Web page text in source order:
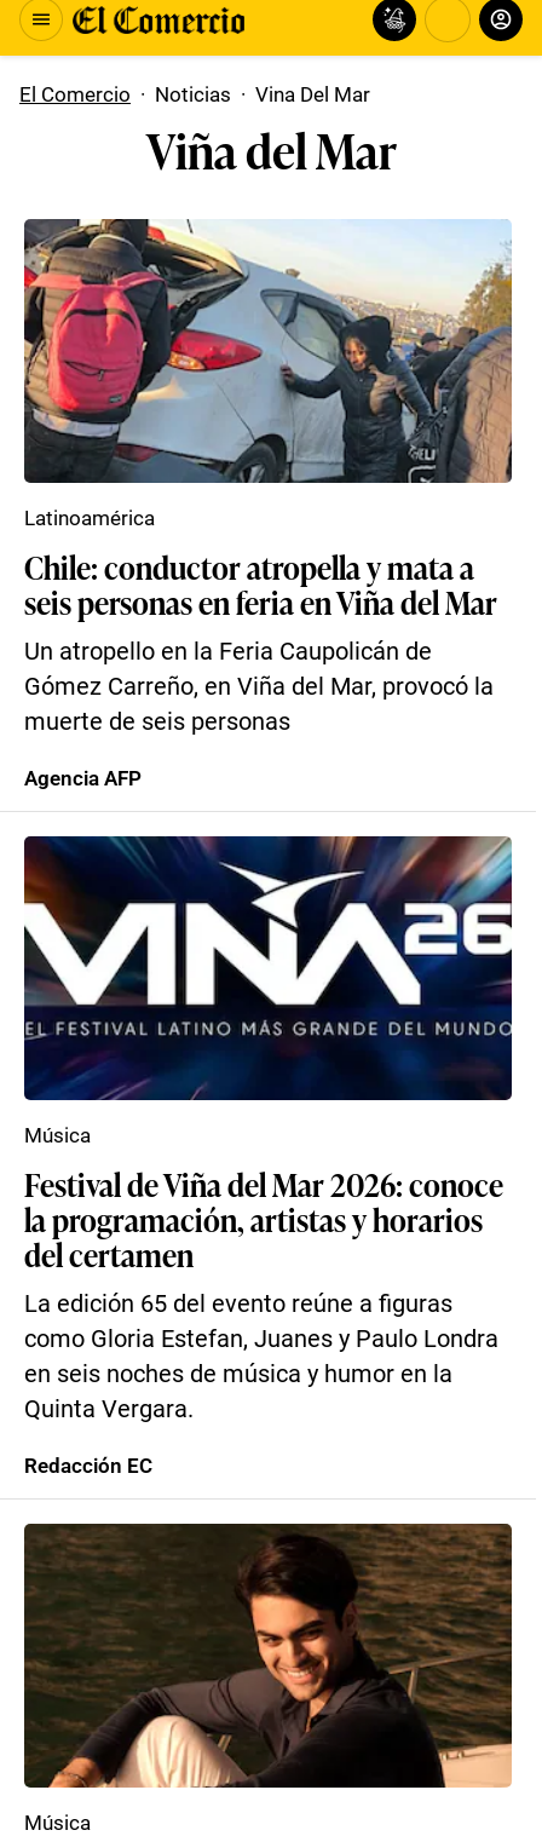
El Comercio · Noticias · Vina Del Mar
Viña del Mar
Chile: conductor atropella y mata a
seis personas en feria en Viña del Mar
Un atropello en la Feria Caupolicán de
Gómez Carreño, en Viña del Mar, provocó la
muerte de seis personas
Latinoamérica
Agencia AFP
Festival de Viña del Mar 2026: conoce
la programación, artistas y horarios
del certamen
La edición 65 del evento reúne a figuras
como Gloria Estefan, Juanes y Paulo Londra
en seis noches de música y humor en la
Quinta Vergara.
Música
Redacción EC
Música